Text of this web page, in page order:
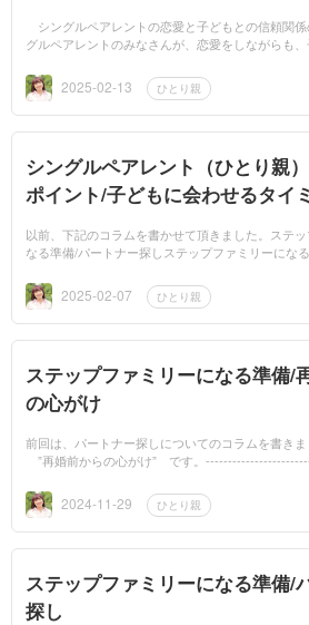
シングルペアレントの恋愛と子どもとの信頼関
グルペアレントのみなさんが、恋愛をしながらも、
大切にしてくれ...
2025-02-13 ひとり親
シングルペアレント（ひとり親
ポイント/子どもに会わせるタイ
以前、下記のコラムを書かせて頂きました。ステ
なる準備/パートナー探しステップファミリーになる
ナーが出来...2025-02-07 ひとり親
ステップファミリーになる準備/
の心がけ
前回は、パートナー探しについてのコラムを書きま
”再婚前からの心がけ” です。
2024-11-29 ひとり親
ステップファミリーになる準備/
探し